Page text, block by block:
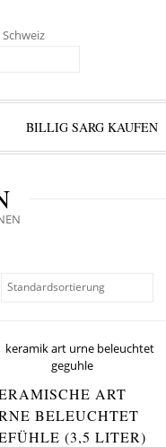
BILLIG SARG KAUFEN
ART
BELEUCHTET
(3,5 LITER)